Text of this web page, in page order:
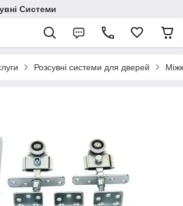
Системи
Розсувні системи для дверей